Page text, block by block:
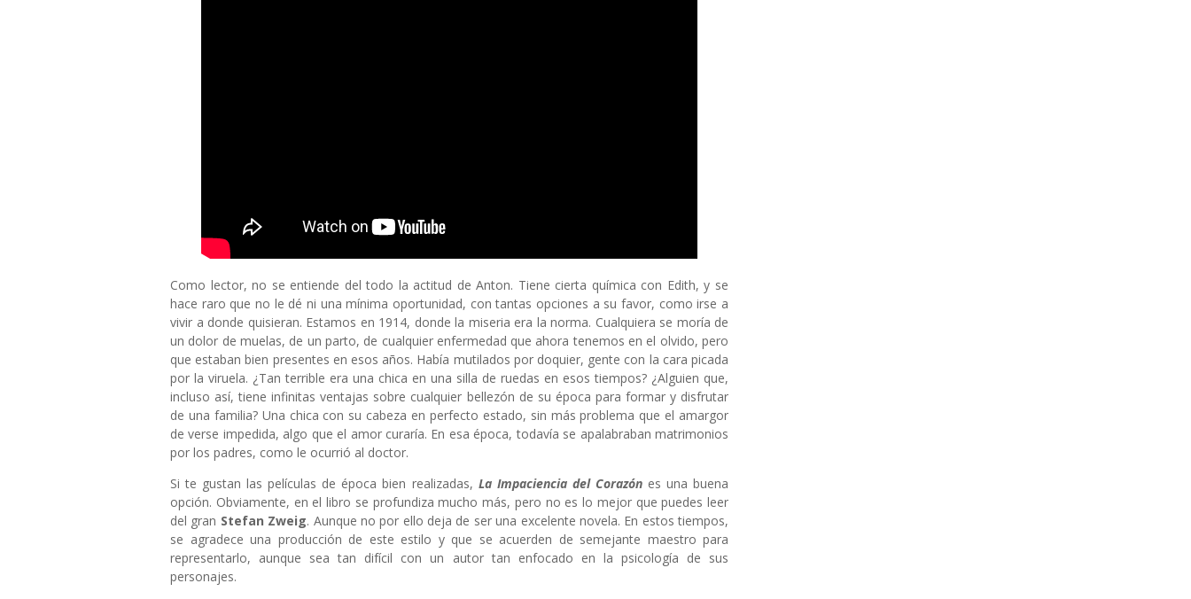
Como lector, no se entiende del todo la actitud de Anton. Tiene cierta química con Edith, y se
hace raro que no le dé ni una mínima oportunidad, con tantas opciones a su favor, como irse a
vivir a donde quisieran. Estamos en 1914, donde la miseria era la norma. Cualquiera se moría de
un dolor de muelas, de un parto, de cualquier enfermedad que ahora tenemos en el olvido, pero
que estaban bien presentes en esos años. Había mutilados por doquier, gente con la cara picada
por la viruela. ¿Tan terrible era una chica en una silla de ruedas en esos tiempos? ¿Alguien que,
incluso así, tiene infinitas ventajas sobre cualquier bellezón de su época para formar y disfrutar
de una familia? Una chica con su cabeza en perfecto estado, sin más problema que el amargor
de verse impedida, algo que el amor curaría. En esa época, todavía se apalabraban matrimonios
por los padres, como le ocurrió al doctor.
Si te gustan las películas de época bien realizadas, La Impaciencia del Corazónes una buena
opción. Obviamente, en el libro se profundiza mucho más, pero no es lo mejor que puedes leer
del gran Stefan Zweig. Aunque no por ello deja de ser una excelente novela. En estos tiempos,
se agradece una producción de este estilo y que se acuerden de semejante maestro para
representarlo, aunque sea tan difícil con un autor tan enfocado en la psicología de sus
personajes.